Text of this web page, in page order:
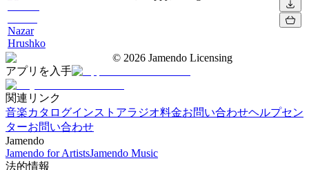
Nazar
Hrushko
© 2026 Jamendo Licensing
アプリを入手
関連リンク
音楽カタログインストアラジオ料金お問い合わせヘルプセン
ターお問い合わせ
Jamendo
Jamendo for ArtistsJamendo Music
法的情報